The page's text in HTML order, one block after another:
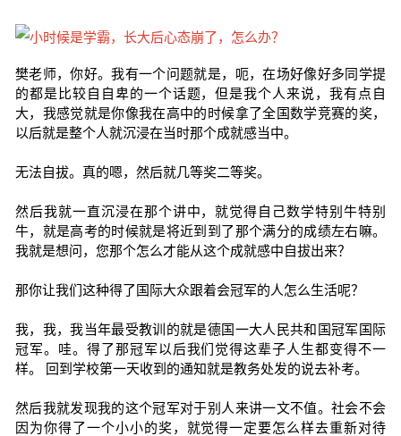
樊老师，你好。我有一个问题就是，呃，在场好像好多同学提
的都是比较自自卑的一个话题，但是我个人来说，我有点自
大，我感觉就是你像我在高中的时候拿了全国数学竞赛的奖，
以后就是整个人就沉浸在当时那个成就感当中。
无法自拔。真的嗯，然后就几等奖二等奖。
然后我就一直沉浸在那个讲中，就觉得自己数学特别牛特别
牛，就是高考的时候就是将近到到了那个满分的成绩左右嘛。
我就是想问，您那个怎么才能从这个成就感中自拔出来？
那你让我们这种得了国际大众跟着会冠军的人怎么生活呢？
我，我，我当年最受教训的就是德国一大人民共和国冠军国际
冠军。哇。得了那冠军以后我们觉得这辈子人生都变得不一
样。 回到学校第一天收到的通知就是教务处发的说去补考。
然后我就发现我的这个冠军对于别人来讲一文不值。社会不会
因为你得了一个小小的奖，就觉得一定要怎么样去重新对待